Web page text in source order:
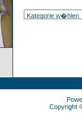
Copyright